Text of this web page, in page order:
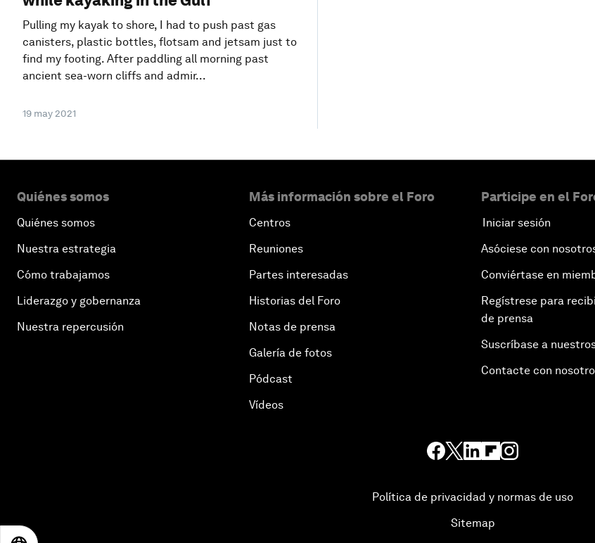
Pulling my kayak to shore, I had to push past gas
canisters, plastic bottles, flotsam and jetsam just to
find my footing. After paddling all morning past
ancient sea-worn cliffs and admir...
19 may 2021
Quiénes somos
Quiénes somos
Nuestra estrategia
Cómo trabajamos
Liderazgo y gobernanza
Nuestra repercusión
Más información sobre el Foro
Centros
Reuniones
Partes interesadas
Historias del Foro
Notas de prensa
Galería de fotos
Pódcast
Vídeos
Participe en el
Iniciar sesión
Asóciese con
Conviértase en
Regístrese para
de prensa
Suscríbase a
Contacte con
Política de privacidad y normas de uso
Sitemap